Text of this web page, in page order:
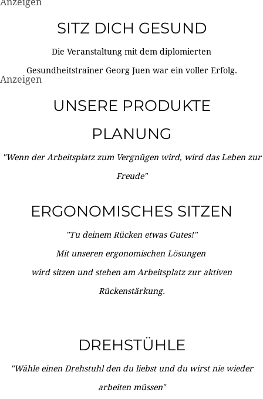
SITZ DICH GESUND
Die Veranstaltung mit dem diplomierten
Gesundheitstrainer Georg Juen war ein voller Erfolg.
Anzeigen
UNSERE PRODUKTE
PLANUNG
"Wenn der Arbeitsplatz zum Vergnügen wird, wird das Leben zur
Freude"
ERGONOMISCHES SITZEN
"Tu deinem Rücken etwas Gutes!"
Mit unseren ergonomischen Lösungen
wird sitzen und stehen am Arbeitsplatz zur aktiven
Rückenstärkung.
DREHSTÜHLE
"Wähle einen Drehstuhl den du liebst und du wirst nie wieder
arbeiten müssen"